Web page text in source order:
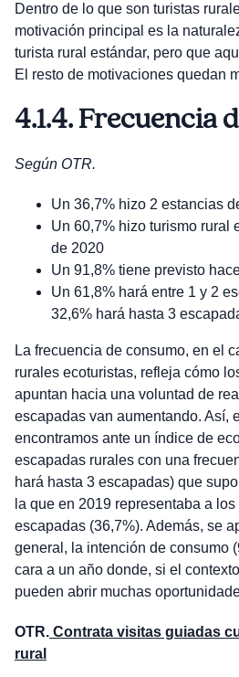
Dentro de lo que son turistas
motivación principal es la
turista rural estándar, pero que
El resto de motivaciones quedan
4.1.4. Frecuencia
Según OTR.
Un 36,7% hizo 2 estancias
Un 60,7% hizo turismo rural
de 2020
Un 91,8% tiene previsto
Un 61,8% hará entre 1 y 2
32,6% hará hasta 3
La frecuencia de consumo, en el
rurales ecoturistas, refleja cómo
apuntan hacia una voluntad de
escapadas van aumentando. Así,
encontramos ante un índice de
escapadas rurales con una
hará hasta 3 escapadas) que
la que en 2019 representaba a
escapadas (36,7%). Además, se
general, la intención de consumo
cara a un año donde, si el
pueden abrir muchas
OTR.Contrata visitas guiadas
rural